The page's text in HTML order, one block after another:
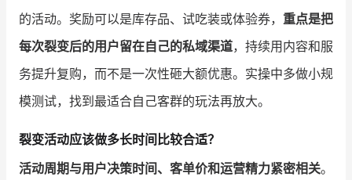
的活动。奖励可以是库存品、试吃装或体验券， 重点是把
每次裂变后的用户留在自己的私域渠道，持续用内容和服
务提升复购，而不是一次性砸大额优惠。实操中多做小规
模测试，找到最适合自己客群的玩法再放大。
裂变活动应该做多长时间比较合适？
活动周期与用户决策时间、客单价和运营精力紧密相关。